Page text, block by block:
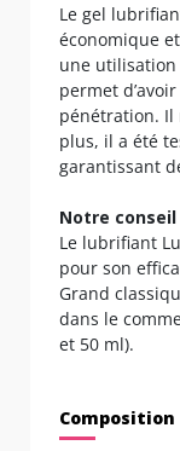
Le gel
économique
une
permet
pénétration. Il
plus, il a été
garantissant
Notre
Le lubrifiant
pour son
Grand
dans le
et 50 ml).
Composition